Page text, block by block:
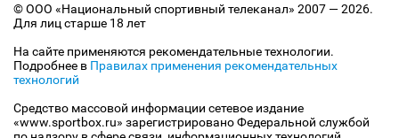
© ООО «Национальный спортивный телеканал» 2007 — 2026.
Для лиц старше 18 лет
На сайте применяются рекомендательные технологии.
Подробнее в Правилах применения рекомендательных
технологий
Средство массовой информации сетевое издание
«www.sportbox.ru» зарегистрировано Федеральной службой